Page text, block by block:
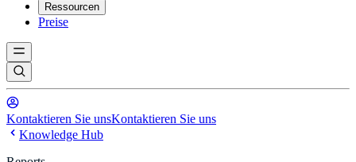
Ressourcen
Preise
Kontaktieren Sie unsKontaktieren Sie uns
Knowledge Hub